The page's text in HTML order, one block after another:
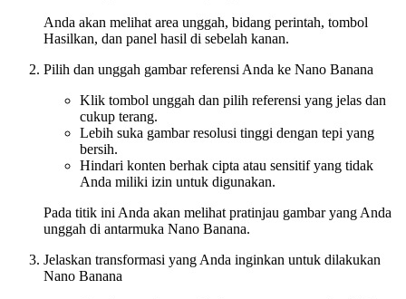
Anda akan melihat area unggah, bidang perintah, tombol
Hasilkan, dan panel hasil di sebelah kanan.
Pilih dan unggah gambar referensi Anda ke Nano Banana
Klik tombol unggah dan pilih referensi yang jelas dan
cukup terang.
Lebih suka gambar resolusi tinggi dengan tepi yang
bersih.
Hindari konten berhak cipta atau sensitif yang tidak
Anda miliki izin untuk digunakan.
Pada titik ini Anda akan melihat pratinjau gambar yang Anda
unggah di antarmuka Nano Banana.
Jelaskan transformasi yang Anda inginkan untuk dilakukan
Nano Banana